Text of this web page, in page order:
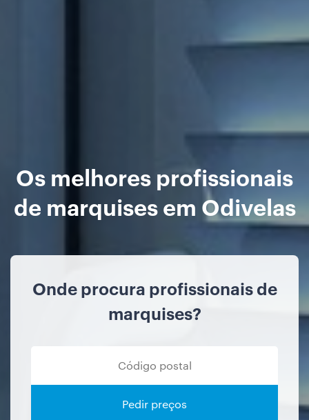
Os melhores profissionais
de marquises em Odivelas
Onde procura profissionais de
marquises?
Pedir preços